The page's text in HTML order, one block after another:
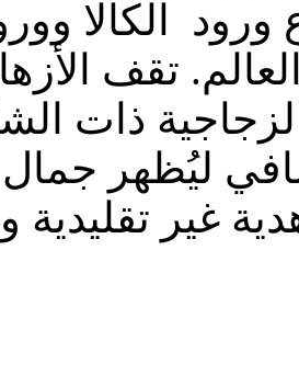
الكالا
تقف
ذات
ليُظهر جمال
غير تقليدية